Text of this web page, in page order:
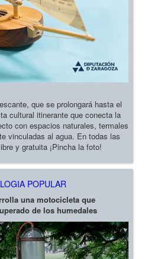
que se prolongará hasta el
cultural itinerante que conecta la
con espacios naturales, termales
vinculadas al agua. En todas las
y gratuita ¡Pincha la foto!
POPULAR
una motocicleta que
de los humedales